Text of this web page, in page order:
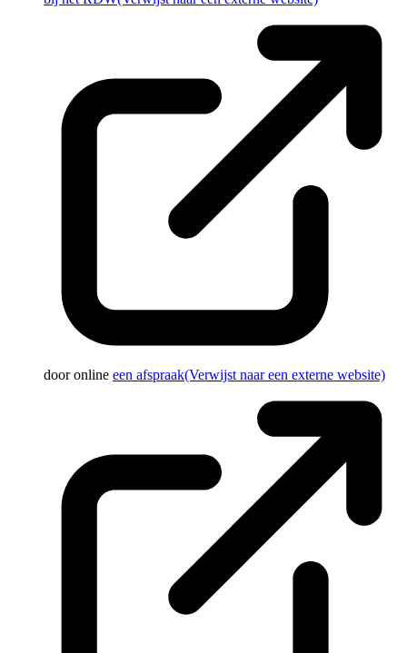
door online een afspraak(Verwijst naar een externe website)